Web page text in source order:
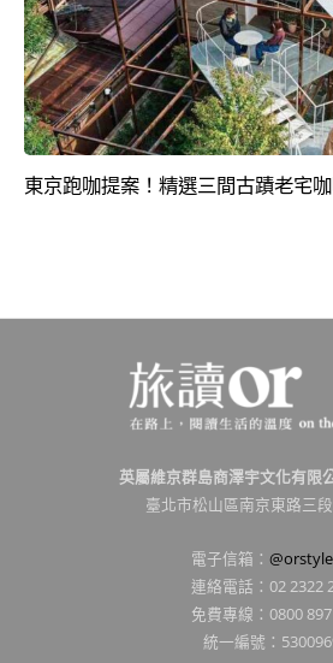
東京跑咖提案！精選三間古蹟老宅
英屬維京群島商澤宇文化有限
臺北市松山區南京東路三
電子信箱：
連絡電話：02 2322
免費專線：0800
統一編號：